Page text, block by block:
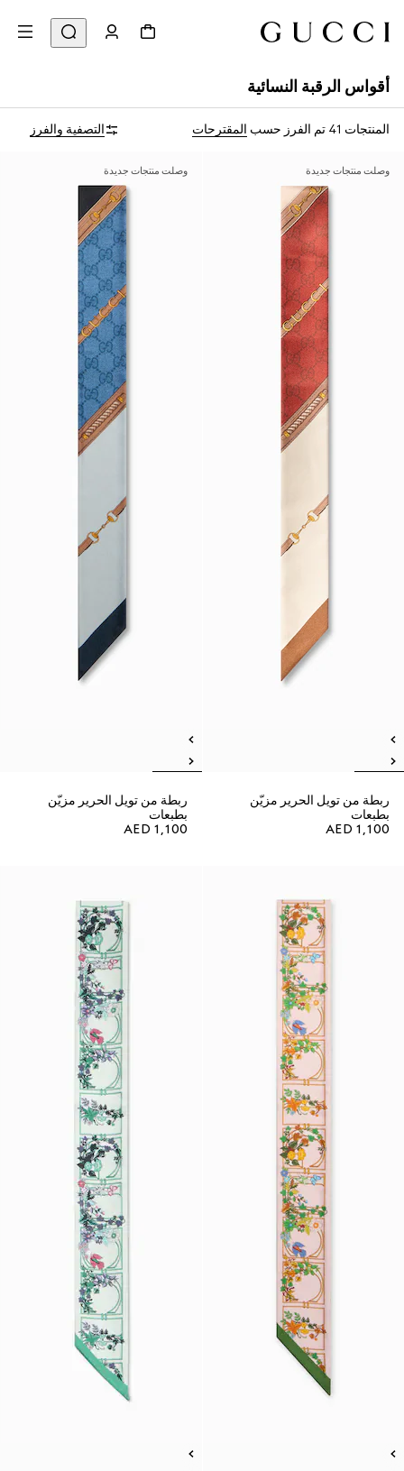
أقواس الرقبة النسائية
المنتجات 41 تم الفرز حسب المقترحات التصفية والفرز
وصلت منتجات جديدة
ربطة من تويل الحرير مزيّن
بطبعات
AED 1,100
وصلت منتجات جديدة
ربطة من تويل الحرير مزيّن
بطبعات
AED 1,100